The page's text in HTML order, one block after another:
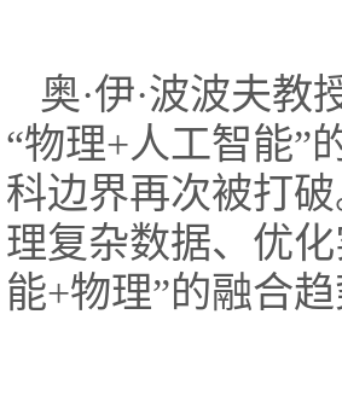
奥·伊·波波夫
“物理+人工智能
科边界再次被打
理复杂数据、优
能+物理”的融合